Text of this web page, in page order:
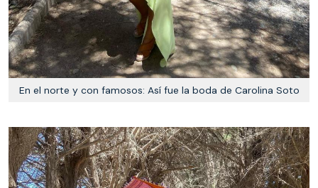
En el norte y con famosos: Así fue la boda de Carolina Soto